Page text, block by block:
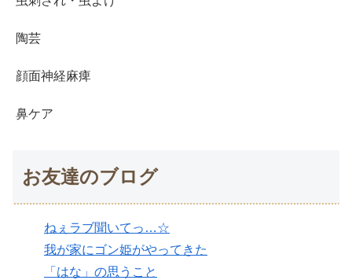
陶芸
顔面神経麻痺
鼻ケア
お友達のブログ
ねぇラブ聞いてっ…☆
我が家にゴン姫がやってきた
「はな」の思うこと